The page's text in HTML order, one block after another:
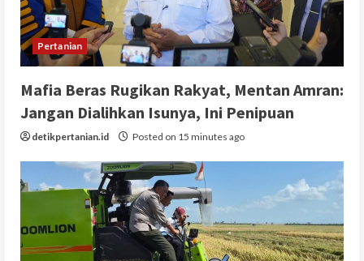
Pertanian
Mafia Beras Rugikan Rakyat, Mentan Amran:
Jangan Dialihkan Isunya, Ini Penipuan
detikpertanian.id Posted on 15 minutes ago